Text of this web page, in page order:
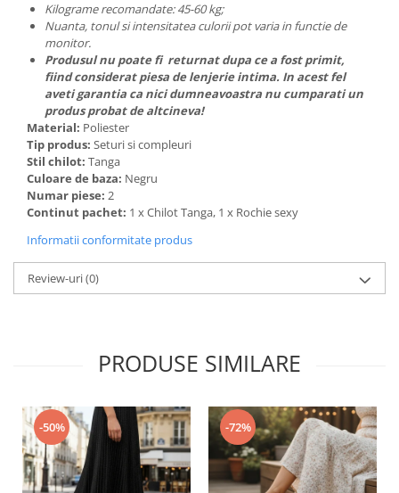
Kilograme recomandate: 45-60 kg;
Nuanta, tonul si intensitatea culorii pot varia in functie de
monitor.
Produsul nu poate fi returnat dupa ce a fost primit,
fiind considerat piesa de lenjerie intima. In acest fel
aveti garantia ca nici dumneavoastra nu cumparati un
produs probat de altcineva!
Material: Poliester
Tip produs: Seturi si compleuri
Stil chilot: Tanga
Culoare de baza: Negru
Numar piese: 2
Continut pachet: 1 x Chilot Tanga, 1 x Rochie sexy
Informatii conformitate produs
Review-uri(0)
PRODUSE SIMILARE
-50% -72%